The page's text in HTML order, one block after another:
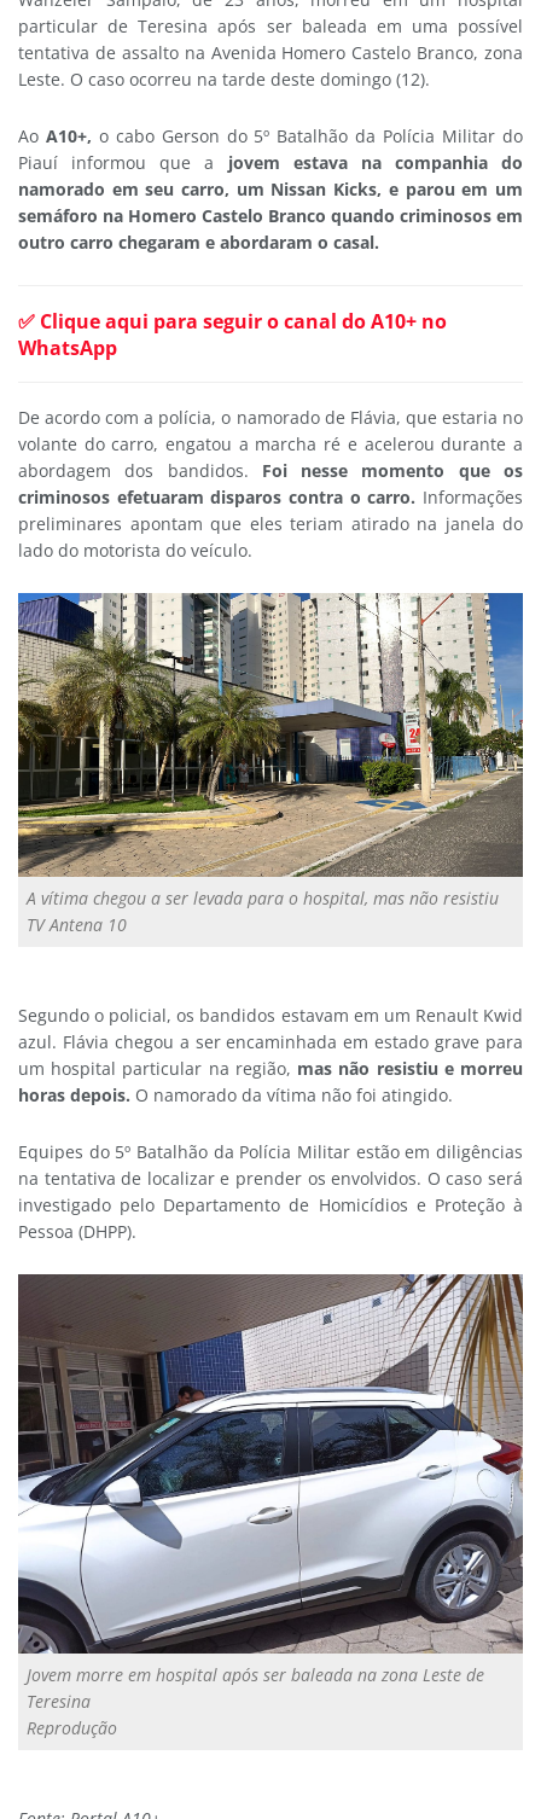
particular de Teresina após ser baleada em uma possível
tentativa de assalto na Avenida Homero Castelo Branco, zona
Leste. O caso ocorreu na tarde deste domingo (12).
Ao A10+, o cabo Gerson do 5º Batalhão da Polícia Militar do
Piauí informou que a jovem estava na companhia do
namorado em seu carro, um Nissan Kicks, e parou em um
semáforo na Homero Castelo Branco quando criminosos em
outro carro chegaram e abordaram o casal.
✅ Clique aqui para seguir o canal do A10+ no
WhatsApp
De acordo com a polícia, o namorado de Flávia, que estaria no
volante do carro, engatou a marcha ré e acelerou durante a
abordagem dos bandidos. Foi nesse momento que os
criminosos efetuaram disparos contra o carro. Informações
preliminares apontam que eles teriam atirado na janela do
lado do motorista do veículo.
A vítima chegou a ser levada para o hospital, mas não resistiu
TV Antena 10
Segundo o policial, os bandidos estavam em um Renault Kwid
azul. Flávia chegou a ser encaminhada em estado grave para
um hospital particular na região, mas não resistiu e morreu
horas depois. O namorado da vítima não foi atingido.
Equipes do 5º Batalhão da Polícia Militar estão em diligências
na tentativa de localizar e prender os envolvidos. O caso será
investigado pelo Departamento de Homicídios e Proteção à
Pessoa (DHPP).
Jovem morre em hospital após ser baleada na zona Leste de
Teresina
Reprodução